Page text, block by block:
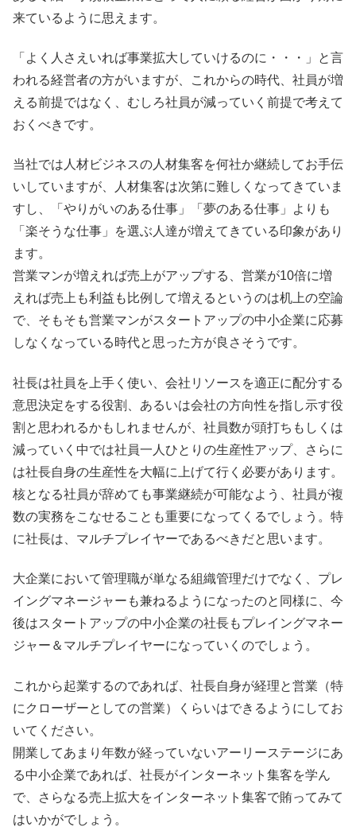
来ているように思えます。
「よく人さえいれば事業拡大していけるのに・・・」と言
われる経営者の方がいますが、これからの時代、社員が増
える前提ではなく、むしろ社員が減っていく前提で考えて
おくべきです。
当社では人材ビジネスの人材集客を何社か継続してお手伝
いしていますが、人材集客は次第に難しくなってきていま
すし、「やりがいのある仕事」「夢のある仕事」よりも
「楽そうな仕事」を選ぶ人達が増えてきている印象があり
ます。
営業マンが増えれば売上がアップする、営業が10倍に増
えれば売上も利益も比例して増えるというのは机上の空論
で、そもそも営業マンがスタートアップの中小企業に応募
しなくなっている時代と思った方が良さそうです。
社長は社員を上手く使い、会社リソースを適正に配分する
意思決定をする役割、あるいは会社の方向性を指し示す役
割と思われるかもしれませんが、社員数が頭打ちもしくは
減っていく中では社員一人ひとりの生産性アップ、さらに
は社長自身の生産性を大幅に上げて行く必要があります。
核となる社員が辞めても事業継続が可能なよう、社員が複
数の実務をこなせることも重要になってくるでしょう。特
に社長は、マルチプレイヤーであるべきだと思います。
大企業において管理職が単なる組織管理だけでなく、プレ
イングマネージャーも兼ねるようになったのと同様に、今
後はスタートアップの中小企業の社長もプレイングマネー
ジャー＆マルチプレイヤーになっていくのでしょう。
これから起業するのであれば、社長自身が経理と営業（特
にクローザーとしての営業）くらいはできるようにしてお
いてください。
開業してあまり年数が経っていないアーリーステージにあ
る中小企業であれば、社長がインターネット集客を学ん
で、さらなる売上拡大をインターネット集客で賄ってみて
はいかがでしょう。